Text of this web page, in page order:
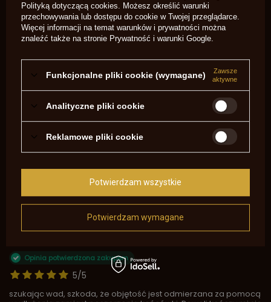
OPINIE O KOŃCÓWKA PROCHOWNICY PEDERSOLI
24 GRAINS USA210-24
5.00
Liczba wystawionych opinii: 1
Napisz swoją opinię
Pokaż tylko opinie potwierdzone zakupem
1
0
Kliknij ocenę aby filtrować opinie
5/5
Opinia potwierdzona zakupem
szukając wad, szkoda, że objętość jest odmierzana za pomocą
Polityką dotyczącą cookies . Możesz określić warunki
przechowywania lub dostępu do cookie w Twojej przeglądarce.
Więcej informacji na temat warunków i prywatności można
znaleźć także na stronie Prywatność i warunki Google
Funkcjonalne pliki cookie (wymagane)
Zawsze
aktywne
Analityczne pliki cookie
Reklamowe pliki cookie
Potwierdzam wymagane
Potwierdzam wszystkie